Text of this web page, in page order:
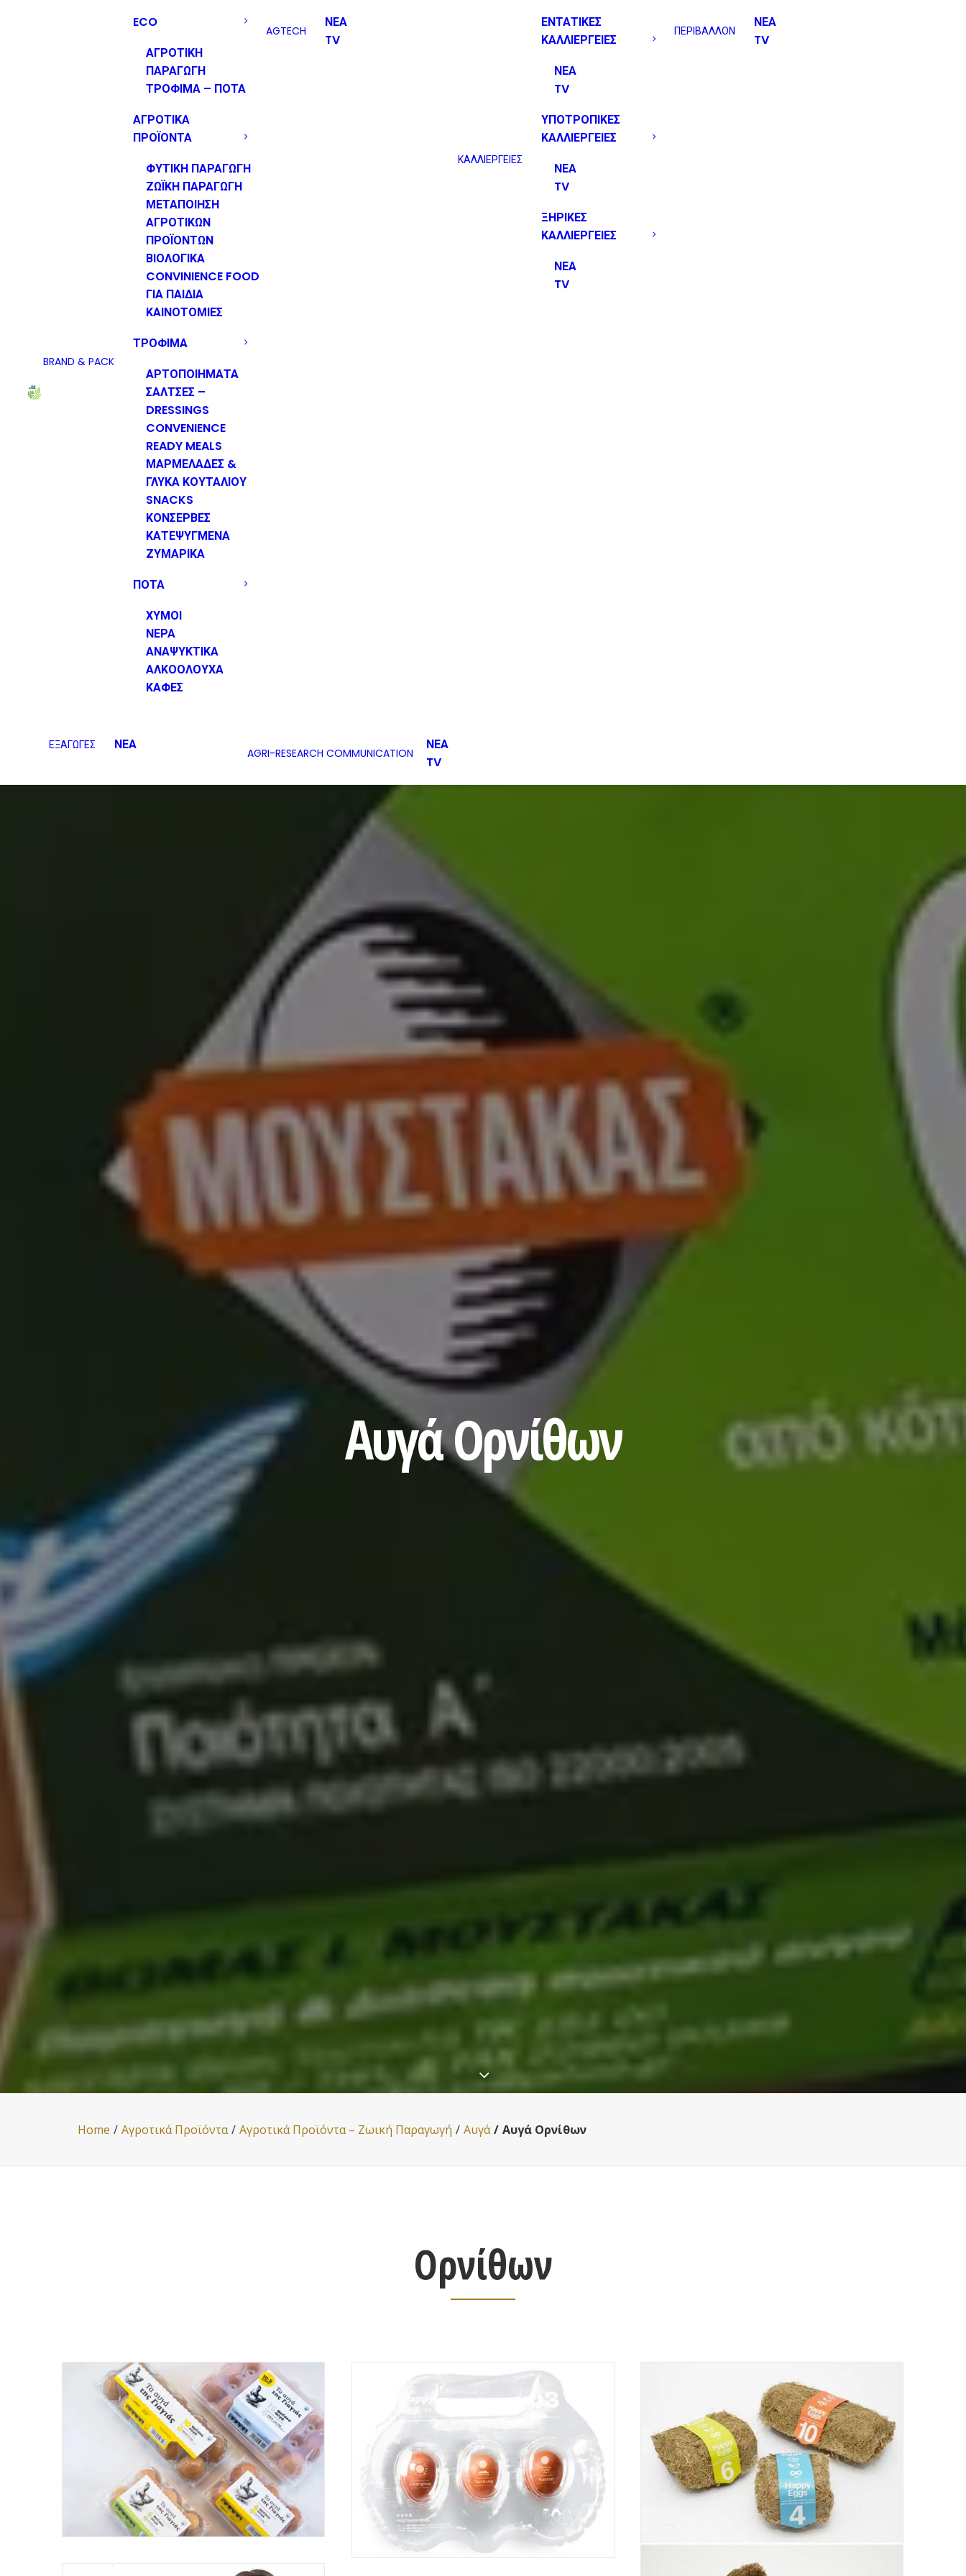
BRAND & PACK
ECO
ΑΓΡΟΤΙΚΗ
ΠΑΡΑΓΩΓΗ
ΤΡΟΦΙΜΑ – ΠΟΤΑ
ΑΓΡΟΤΙΚΑ
ΠΡΟΪΟΝΤΑ
ΦΥΤΙΚΗ ΠΑΡΑΓΩΓΗ
ΖΩΪΚΗ ΠΑΡΑΓΩΓΗ
ΜΕΤΑΠΟΙΗΣΗ
ΑΓΡΟΤΙΚΩΝ
ΠΡΟΪΟΝΤΩΝ
ΒΙΟΛΟΓΙΚΑ
CONVINIENCE FOOD
ΓΙΑ ΠΑΙΔΙΑ
ΚΑΙΝΟΤΟΜΙΕΣ
ΤΡΟΦΙΜΑ
ΑΡΤΟΠΟΙΗΜΑΤΑ
ΣΑΛΤΣΕΣ –
DRESSINGS
CONVENIENCE
READY MEALS
ΜΑΡΜΕΛΑΔΕΣ &
ΓΛΥΚΑ ΚΟΥΤΑΛΙΟΥ
SNACKS
ΚΟΝΣΕΡΒΕΣ
ΚΑΤΕΨΥΓΜΕΝΑ
ΖΥΜΑΡΙΚΑ
ΠΟΤΑ
ΧΥΜΟΙ
ΝΕΡΑ
ΑΝΑΨΥΚΤΙΚΑ
ΑΛΚΟΟΛΟΥΧΑ
ΚΑΦΕΣ
AGTECH
ΝΕΑ
TV
ΚΑΛΛΙΕΡΓΕΙΕΣ
ΕΝΤΑΤΙΚΕΣ
ΚΑΛΛΙΕΡΓΕΙΕΣ
ΝΕΑ
TV
ΥΠΟΤΡΟΠΙΚΕΣ
ΚΑΛΛΙΕΡΓΕΙΕΣ
ΝΕΑ
TV
ΞΗΡΙΚΕΣ
ΚΑΛΛΙΕΡΓΕΙΕΣ
ΝΕΑ
TV
ΠΕΡΙΒΑΛΛΟΝ
ΝΕΑ
TV
ΕΞΑΓΩΓΕΣ ΝΕΑ
AGRI-RESEARCH COMMUNICATION
ΝΕΑ
TV
Αυγά Ορνίθων
Home Αγροτικά Προϊόντα Αγροτικά Προϊόντα – Ζωική Παραγωγή Αυγά Αυγά Ορνίθων
Ορνίθων